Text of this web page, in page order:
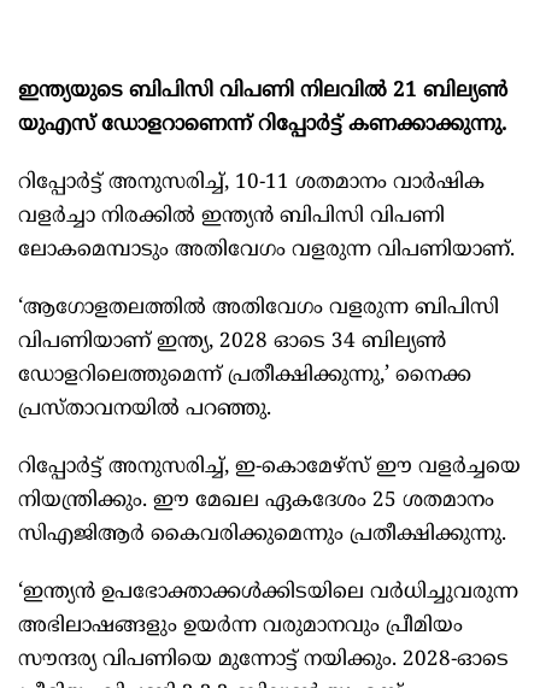
ഇന്ത്യയുടെ ബിപിസി വിപണി നിലവില്‍ 21 ബില്യണ്‍
യുഎസ് ഡോളറാണെന്ന് റിപ്പോര്‍ട്ട് കണക്കാക്കുന്നു.
റിപ്പോര്‍ട്ട് അനുസരിച്ച്, 10-11 ശതമാനം വാര്‍ഷിക
വളര്‍ച്ചാ നിരക്കില്‍ ഇന്ത്യന്‍ ബിപിസി വിപണി
ലോകമെമ്പാടും അതിവേഗം വളരുന്ന വിപണിയാണ്.
‘ആഗോളതലത്തില്‍ അതിവേഗം വളരുന്ന ബിപിസി
വിപണിയാണ് ഇന്ത്യ, 2028 ഓടെ 34 ബില്യണ്‍
ഡോളറിലെത്തുമെന്ന് പ്രതീക്ഷിക്കുന്നു,’ നൈക്ക
പ്രസ്താവനയില്‍ പറഞ്ഞു.
റിപ്പോര്‍ട്ട് അനുസരിച്ച്, ഇ-കൊമേഴ്സ് ഈ വളര്‍ച്ചയെ
നിയന്ത്രിക്കും. ഈ മേഖല ഏകദേശം 25 ശതമാനം
സിഎജിആര്‍ കൈവരിക്കുമെന്നും പ്രതീക്ഷിക്കുന്നു.
‘ഇന്ത്യന്‍ ഉപഭോക്താക്കള്‍ക്കിടയിലെ വര്‍ധിച്ചുവരുന്ന
അഭിലാഷങ്ങളും ഉയര്‍ന്ന വരുമാനവും പ്രീമിയം
സൗന്ദര്യ വിപണിയെ മുന്നോട്ട് നയിക്കും. 2028-ഓടെ